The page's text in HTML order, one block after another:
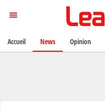
Accueil News Opinion